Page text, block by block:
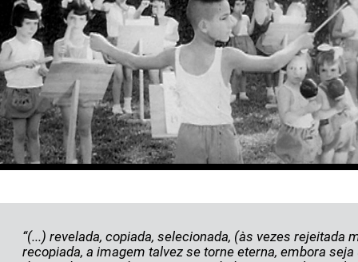
“(...) revelada, copiada, selecionada, (às vezes
recopiada, a imagem talvez se torne eterna, embora